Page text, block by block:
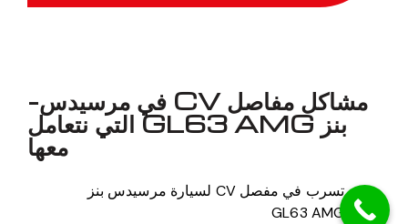
مشاكل مفاصل CV في مرسيدس-
بنز GL63 AMG التي نتعامل
معها
تسرب في مفصل CV لسيارة مرسيدس بنز
GL63 AMG